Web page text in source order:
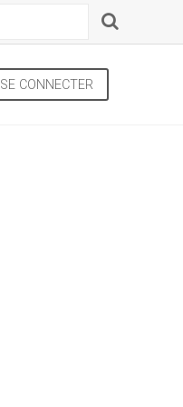
SE CONNECTER